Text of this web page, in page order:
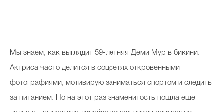
Мы знаем, как выглядит 59-летняя Деми Мур в бикини.
Актриса часто делится в соцсетях откровенными
фотографиями, мотивирую заниматься спортом и следить
за питанием. Но на этот раз знаменитость пошла еще